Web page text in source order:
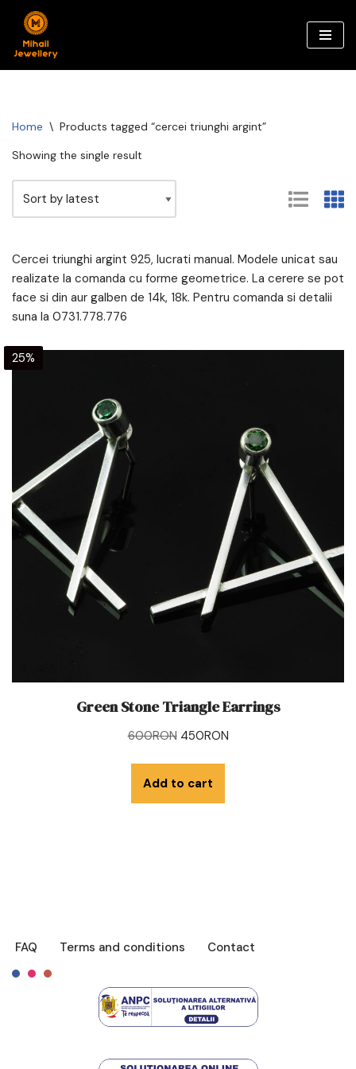
Skip
to
Home \ Products tagged “cercei triunghi argint”
Showing the single result
Cercei triunghi argint 925, lucrati manual. Modele unicat sau
realizate la comanda cu forme geometrice. La cerere se pot
face si din aur galben de 14k, 18k. Pentru comanda si detalii
suna la 0731.778.776
25%
Green Stone Triangle Earrings
600RON 450RON
Add to cart
FAQ Terms and conditions Contact